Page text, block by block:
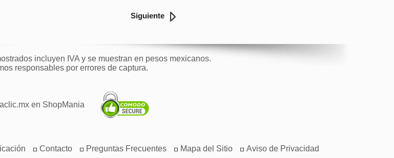
Siguiente
incluyen IVA y se muestran en pesos mexicanos.
responsables por errores de captura.
Contacto Preguntas Frecuentes Mapa del Sitio Aviso de Privacidad